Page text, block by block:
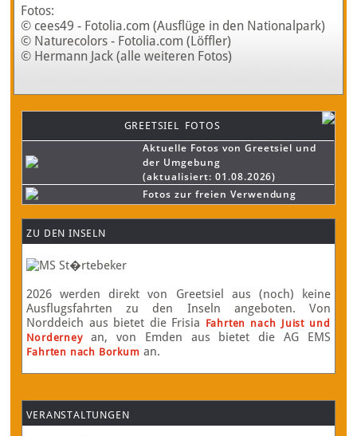
Fotos:
© cees49 - Fotolia.com (Ausflüge in den Nationalpark)
© Naturecolors - Fotolia.com (Löffler)
© Hermann Jack (alle weiteren Fotos)
GREETSIEL FOTOS
Aktuelle Fotos von Greetsiel und
der Umgebung
(aktualisiert: 01.08.2026)
Fotos zur freien Verwendung
ZU DEN INSELN
2026 werden direkt von Greetsiel aus (noch) keine
Ausflugsfahrten zu den Inseln angeboten. Von
Norddeich aus bietet die Frisia Fahrten nach Juist und
Norderneyan, von Emden aus bietet die AG EMS
Fahrten nach Borkum an.
VERANSTALTUNGEN